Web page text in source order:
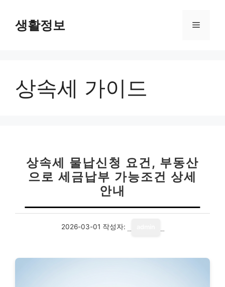
생활정보 메
상속세 가이드
상속세 물납신청 요건, 부동산
으로 세금납부 가능조건 상세
안내
2026-03-01 작성자: